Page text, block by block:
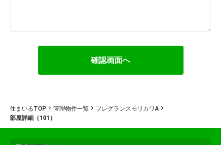
住まいるTOP 管理物件一覧
フレグランスモリカワA
部屋詳細（101）